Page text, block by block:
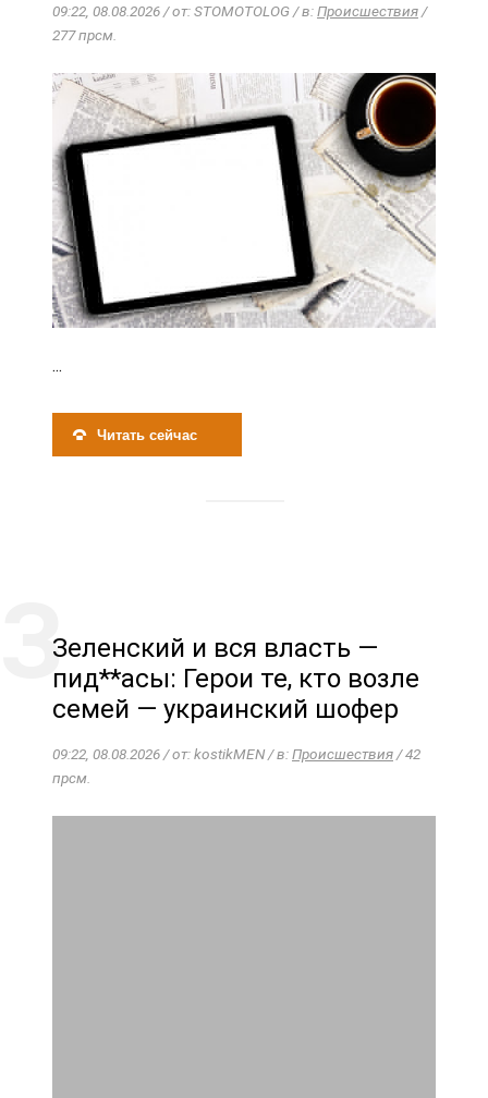
09:22, 08.08.2026 / от: STOMOTOLOG / в:Происшествия/
277 прсм.
...
Читать сейчас
Зеленский и вся власть —
пид**асы: Герои те, кто возле
семей — украинский шофер
09:22, 08.08.2026 / от: kostikMEN / в:Происшествия/ 42
прсм.